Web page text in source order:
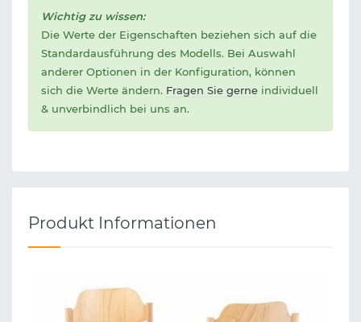
Wichtig zu wissen:
Die Werte der Eigenschaften beziehen sich auf die
Standardausführung des Modells. Bei Auswahl
anderer Optionen in der Konfiguration, können
sich die Werte ändern. Fragen Sie gerne individuell
& unverbindlich bei uns an.
Produkt Informationen